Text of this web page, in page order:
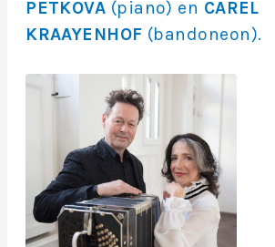
PETKOVA (piano) en CAREL
KRAAYENHOF (bandoneon).